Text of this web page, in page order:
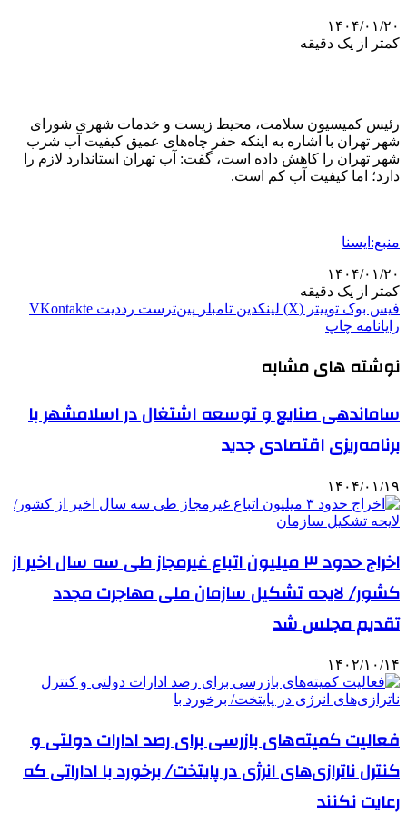
۱۴۰۴/۰۱/۲۰
کمتر از یک دقیقه
رئیس کمیسیون سلامت، محیط زیست و خدمات شهری شورای
شهر تهران با اشاره به اینکه حفر چاه‌های عمیق کیفیت آب شرب
شهر تهران را کاهش داده است، گفت: آب تهران استاندارد لازم را
دارد؛ اما کیفیت آب کم است.
منبع:ایسنا
۱۴۰۴/۰۱/۲۰
کمتر از یک دقیقه
فیس بوک توییتر (X) لینکدین ‫تامبلر ‫پین‌ترست ‫رددیت ‫VKontakte
رایانامه چاپ
نوشته های مشابه
ساماندهی صنایع و توسعه اشتغال در اسلامشهر با
برنامه‌ریزی اقتصادی جدید
۱۴۰۴/۰۱/۱۹
اخراج حدود ۳ میلیون اتباع غیرمجاز طی سه سال اخیر از
کشور/ لایحه تشکیل سازمان ملی مهاجرت مجدد
تقدیم مجلس شد
۱۴۰۲/۱۰/۱۴
فعالیت کمیته‌های بازرسی برای رصد ادارات دولتی و
کنترل ناترازی‌های انرژی در پایتخت/ برخورد با اداراتی که
رعایت نکنند